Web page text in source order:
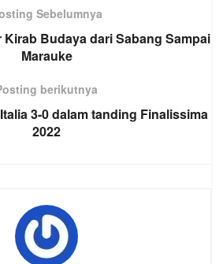
Sebelumnya
Kirab Budaya dari Sabang Sampai
Marauke
berikutnya
3-0 dalam tanding Finalissima
2022